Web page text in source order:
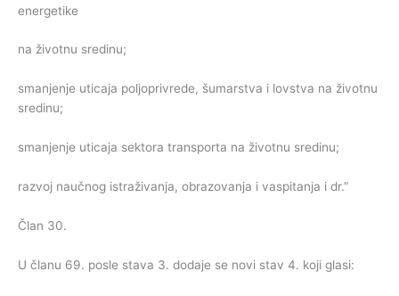
energetike
na životnu sredinu;
smanjenje uticaja poljoprivrede, šumarstva i lovstva na životnu
sredinu;
smanjenje uticaja sektora transporta na životnu sredinu;
razvoj naučnog istraživanja, obrazovanja i vaspitanja i dr.”
Član 30.
U članu 69. posle stava 3. dodaje se novi stav 4. koji glasi: